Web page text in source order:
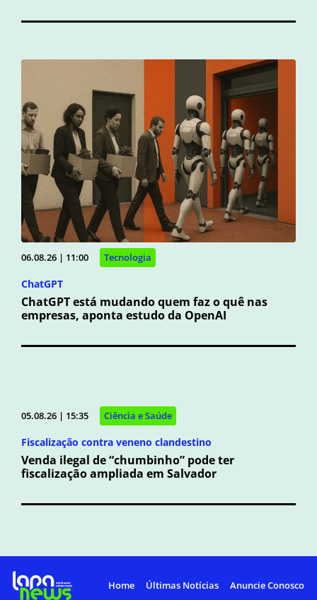
06.08.26 | 11:00 Tecnologia
ChatGPT
ChatGPT está mudando quem faz o quê nas
empresas, aponta estudo da OpenAI
05.08.26 | 15:35 Ciência e Saúde
Fiscalização contra veneno clandestino
Venda ilegal de “chumbinho” pode ter
fiscalização ampliada em Salvador
Home Últimas Notícias Anuncie Conosco